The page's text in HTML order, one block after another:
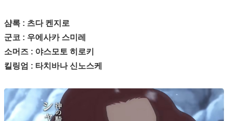
샴록 : 츠다 켄지로
군코 : 우에사카 스미레
소머즈 : 야스모토 히로키
킬링엄 : 타치바나 신노스케